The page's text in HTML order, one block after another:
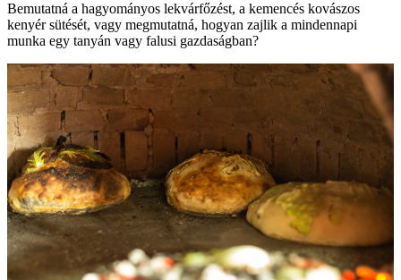
Bemutatná a hagyományos lekvárfőzést, a kemencés kovászos
kenyér sütését, vagy megmutatná, hogyan zajlik a mindennapi
munka egy tanyán vagy falusi gazdaságban?